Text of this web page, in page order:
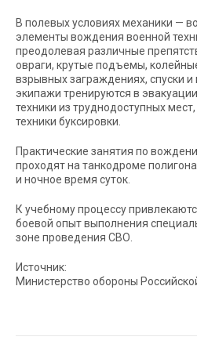
В полевых условиях механики —
элементы вождения военной
преодолевая различные
овраги, крутые подъемы,
взрывных заграждениях, спуски и
экипажи тренируются в
техники из труднодоступных
техники буксировки.
Практические занятия по
проходят на танкодроме
и ночное время суток.
К учебному процессу
боевой опыт выполнения
зоне проведения СВО.
Источник:
Министерство обороны